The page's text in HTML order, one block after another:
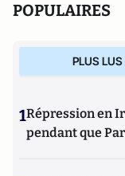
POPULAIRES
PLUS LUS
1Répression en
pendant que